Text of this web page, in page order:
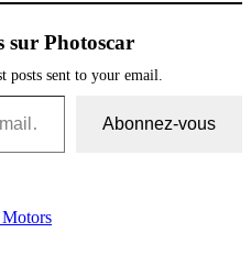
sur Photoscar
posts sent to your email.
Abonnez-vous